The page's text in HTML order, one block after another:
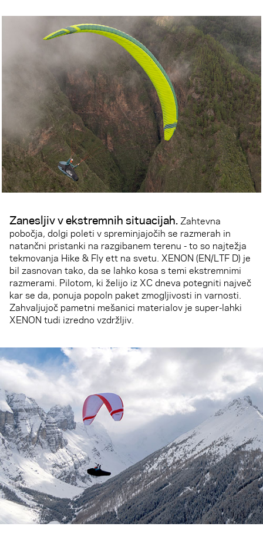
Zanesljiv v ekstremnih situacijah. Zahtevna
pobočja, dolgi poleti v spreminjajočih se razmerah in
natančni pristanki na razgibanem terenu - to so najtežja
tekmovanja Hike & Fly ett na svetu. XENON (EN/LTF D) je
bil zasnovan tako, da se lahko kosa s temi ekstremnimi
razmerami. Pilotom, ki želijo iz XC dneva potegniti največ
kar se da, ponuja popoln paket zmogljivosti in varnosti.
Zahvaljujoč pametni mešanici materialov je super-lahki
XENON tudi izredno vzdržljiv.